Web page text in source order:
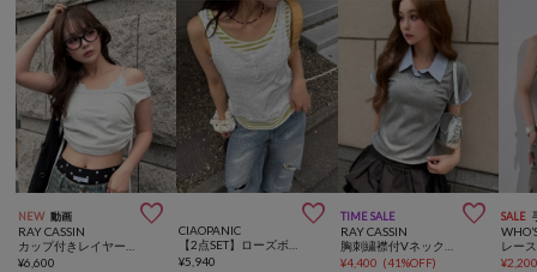
NEW 動画 
RAY CASSIN
カップ付きレイヤードタンクトップ / オフショルTシャツ
¥6,600

CIAOPANIC
【2点SET】ローズボタンボーダーレイヤードタンク
¥5,940
TIME SALE 
RAY CASSIN
胸刺繍襟付VネックコンパクトTシャツ / レイヤードTシャツ
¥4,400 (41%OFF)
SALE
¥